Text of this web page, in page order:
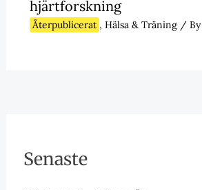
hjärtforskning
Återpublicerat , Hälsa & Träning/ By
Senaste